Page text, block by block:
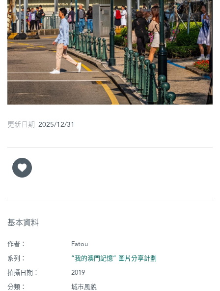
巴
士
教
堂
街
更新日期 2025/12/31
基本資料
作者：
Fatou
系列：
“我的澳門記憶” 圖片分享計劃
拍攝日期：
2019
分類：
城市風貌